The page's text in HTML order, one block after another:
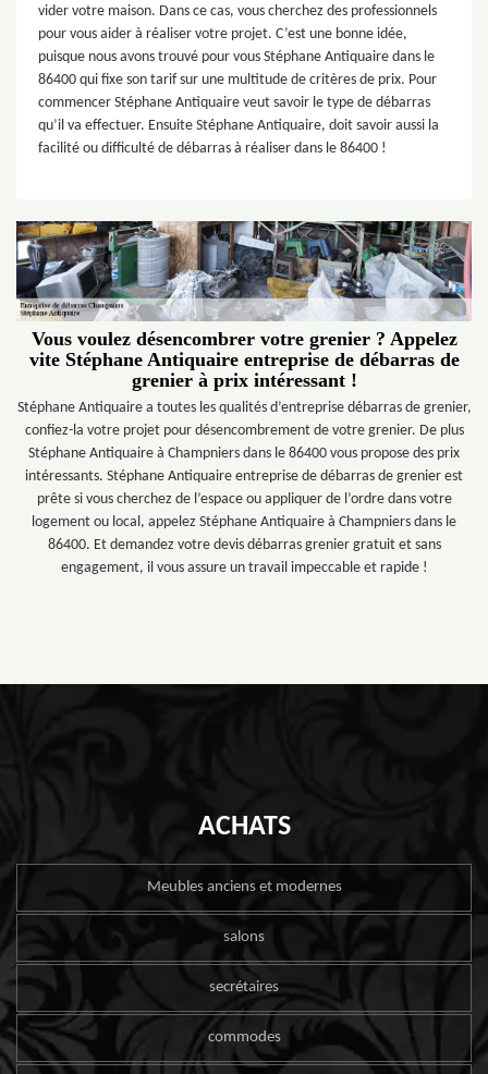
vider votre maison. Dans ce cas, vous cherchez des professionnels
pour vous aider à réaliser votre projet. C’est une bonne idée,
puisque nous avons trouvé pour vous Stéphane Antiquaire dans le
86400 qui fixe son tarif sur une multitude de critères de prix. Pour
commencer Stéphane Antiquaire veut savoir le type de débarras
qu’il va effectuer. Ensuite Stéphane Antiquaire, doit savoir aussi la
facilité ou difficulté de débarras à réaliser dans le 86400 !
Vous voulez désencombrer votre grenier ? Appelez
vite Stéphane Antiquaire entreprise de débarras de
grenier à prix intéressant !
Stéphane Antiquaire a toutes les qualités d’entreprise débarras de grenier,
confiez-la votre projet pour désencombrement de votre grenier. De plus
Stéphane Antiquaire à Champniers dans le 86400 vous propose des prix
intéressants. Stéphane Antiquaire entreprise de débarras de grenier est
prête si vous cherchez de l’espace ou appliquer de l’ordre dans votre
logement ou local, appelez Stéphane Antiquaire à Champniers dans le
86400. Et demandez votre devis débarras grenier gratuit et sans
engagement, il vous assure un travail impeccable et rapide !
ACHATS
Meubles anciens et modernes
salons
secrétaires
commodes